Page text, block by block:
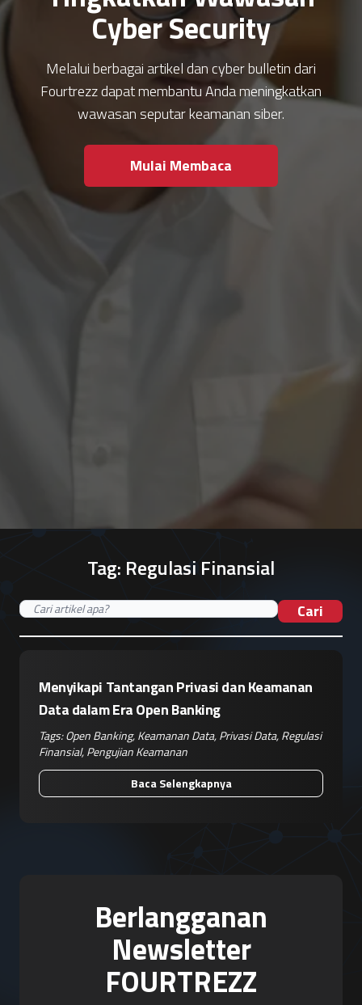
Cyber Security
Melalui berbagai artikel dan cyber bulletin dari
Fourtrezz dapat membantu Anda meningkatkan
wawasan seputar keamanan siber.
Mulai Membaca
Tag: Regulasi Finansial
Cari
Menyikapi Tantangan Privasi dan Keamanan
Data dalam Era Open Banking
Tags:Open Banking,Keamanan Data,Privasi Data,Regulasi
Finansial,Pengujian Keamanan
Baca Selengkapnya
Berlangganan
Newsletter
FOURTREZZ